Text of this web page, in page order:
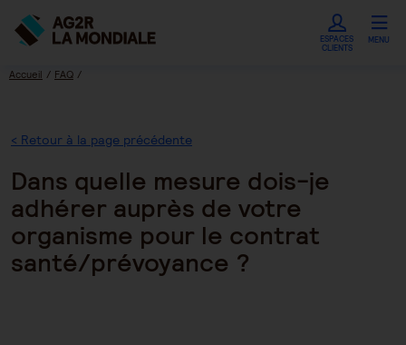
ESPACES
CLIENTS
MENU
Accueil
FAQ
< Retour à la page précédente
Dans quelle mesure dois-je
adhérer auprès de votre
organisme pour le contrat
santé/prévoyance ?